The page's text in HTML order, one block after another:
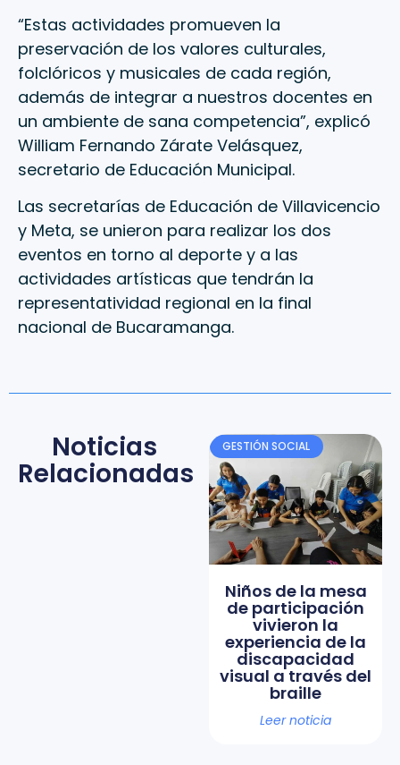
“Estas actividades promueven la
preservación de los valores culturales,
folclóricos y musicales de cada región,
además de integrar a nuestros docentes en
un ambiente de sana competencia”, explicó
William Fernando Zárate Velásquez,
secretario de Educación Municipal.
Las secretarías de Educación de Villavicencio
y Meta, se unieron para realizar los dos
eventos en torno al deporte y a las
actividades artísticas que tendrán la
representatividad regional en la final
nacional de Bucaramanga.
Noticias
Relacionadas
GESTIÓN SOCIAL
Niños de la mesa
de participación
vivieron la
experiencia de la
discapacidad
visual a través del
braille
Leer noticia